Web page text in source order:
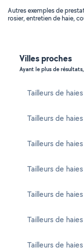
Autres exemples de
rosier, entretien de haie,
Villes proches
Ayant le plus de
Tailleurs de
Tailleurs de
Tailleurs de
Tailleurs de
Tailleurs de
Tailleurs de
Tailleurs de